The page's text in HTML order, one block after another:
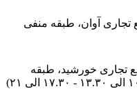
تجاری آوان، طبقه منفی
تجاری خورشید، طبقه